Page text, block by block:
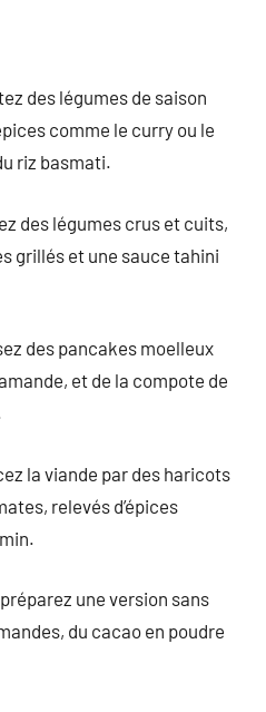
des légumes de saison
comme le curry ou le
riz basmati.
des légumes crus et cuits,
grillés et une sauce tahini
des pancakes moelleux
et de la compote de
la viande par des haricots
relevés d’épices
une version sans
du cacao en poudre